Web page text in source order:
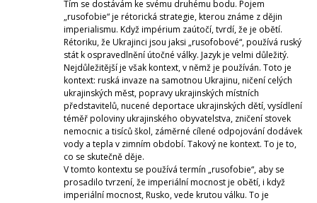
Tím se dostávám ke svému druhému bodu. Pojem
„rusofobie“ je rétorická strategie, kterou známe z dějin
imperialismu. Když impérium zaútočí, tvrdí, že je obětí.
Rétoriku, že Ukrajinci jsou jaksi „rusofobové“, používá ruský
stát k ospravedlnění útočné války. Jazyk je velmi důležitý.
Nejdůležitější je však kontext, v němž je používán. Toto je
kontext: ruská invaze na samotnou Ukrajinu, ničení celých
ukrajinských měst, popravy ukrajinských místních
představitelů, nucené deportace ukrajinských dětí, vysídlení
téměř poloviny ukrajinského obyvatelstva, zničení stovek
nemocnic a tisíců škol, záměrné cílené odpojování dodávek
vody a tepla v zimním období. Takový ne kontext. To je to,
co se skutečně děje.
V tomto kontextu se používá termín „rusofobie“, aby se
prosadilo tvrzení, že imperiální mocnost je obětí, i když
imperiální mocnost, Rusko, vede krutou válku. To je